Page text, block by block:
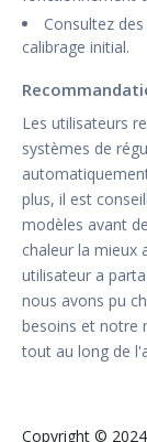
Consultez
calibrage initial.
Les utilisateurs
systèmes de
plus, il est
modèles avant
chaleur la mieux
utilisateur a
nous avons pu
besoins et notre
tout au long de
Copyright ©